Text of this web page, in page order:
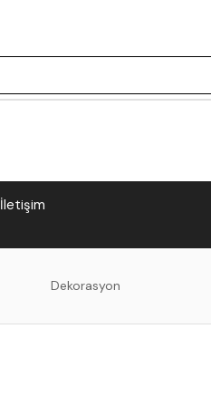
İletişim
Dekorasyon